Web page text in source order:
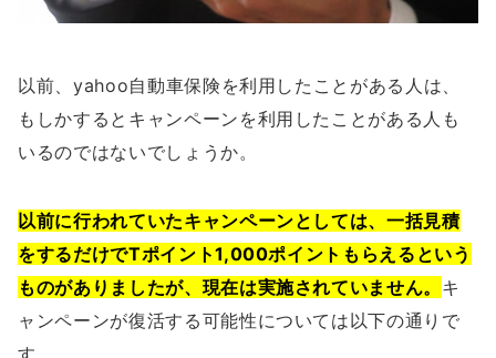
以前、yahoo自動車保険を利用したことがある人は、
もしかするとキャンペーンを利用したことがある人も
いるのではないでしょうか。
以前に行われていたキャンペーンとしては、一括見積
をするだけでTポイント1,000ポイントもらえるという
ものがありましたが、現在は実施されていません。 キ
ャンペーンが復活する可能性については以下の通りで
す。